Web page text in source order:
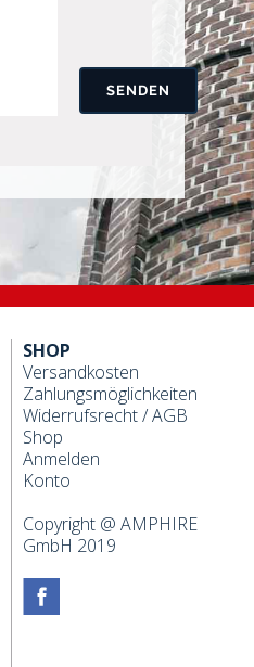
SHOP
Versandkosten
Zahlungsmöglichkeiten
Widerrufsrecht/AGB
Shop
Anmelden
Konto
Copyright @ AMPHIRE
GmbH 2019